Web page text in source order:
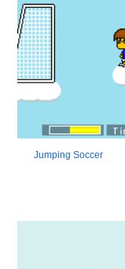
Jumping Soccer